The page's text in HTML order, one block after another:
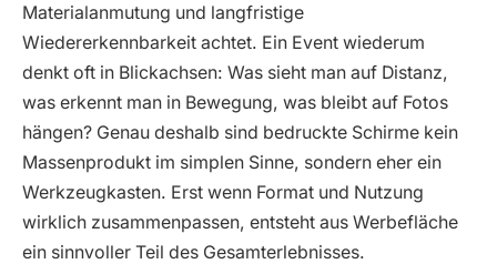
Materialanmutung und langfristige
Wiedererkennbarkeit achtet. Ein Event wiederum
denkt oft in Blickachsen: Was sieht man auf Distanz,
was erkennt man in Bewegung, was bleibt auf Fotos
hängen? Genau deshalb sind bedruckte Schirme kein
Massenprodukt im simplen Sinne, sondern eher ein
Werkzeugkasten. Erst wenn Format und Nutzung
wirklich zusammenpassen, entsteht aus Werbefläche
ein sinnvoller Teil des Gesamterlebnisses.